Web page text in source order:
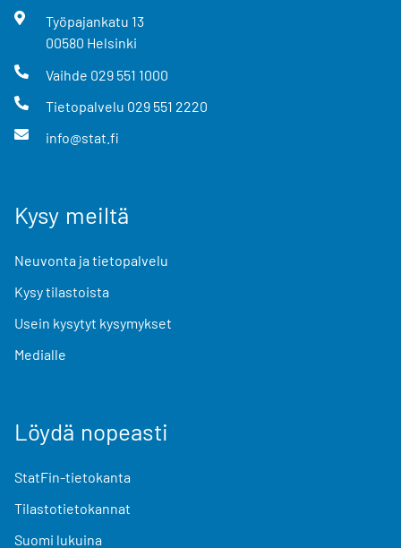
Työpajankatu 13
00580 Helsinki
Vaihde 029 551 1000
Tietopalvelu 029 551 2220
info@stat.fi
Kysy meiltä
Neuvonta ja tietopalvelu
Kysy tilastoista
Usein kysytyt kysymykset
Medialle
Löydä nopeasti
StatFin-tietokanta
Tilastotietokannat
Suomi lukuina